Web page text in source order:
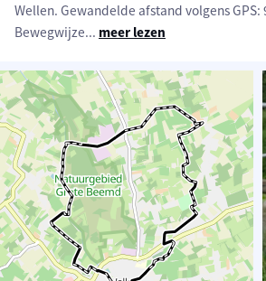
Wellen. Gewandelde afstand volgens GPS:
Bewegwijze... meer lezen